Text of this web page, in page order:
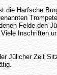
die Harfsche
Felde den
Inschriften
Jülicher Zeit